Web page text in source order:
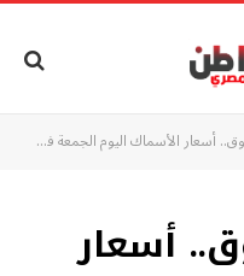
أسعار الأسماك اليوم الجمعة في الحلقة
أسعار